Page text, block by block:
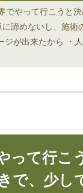
でやって行こうと
諦めないし、施術
が出来たから ・
って行こ
で、少し